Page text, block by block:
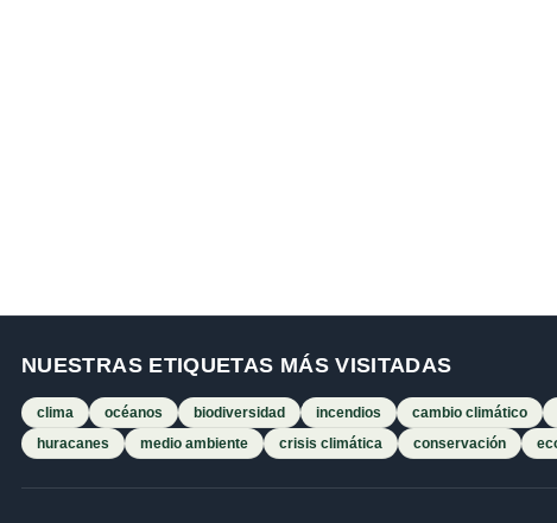
NUESTRAS ETIQUETAS MÁS VISITADAS
clima océanos biodiversidad incendios cambio climático
huracanes
medio ambiente crisis climática conservación